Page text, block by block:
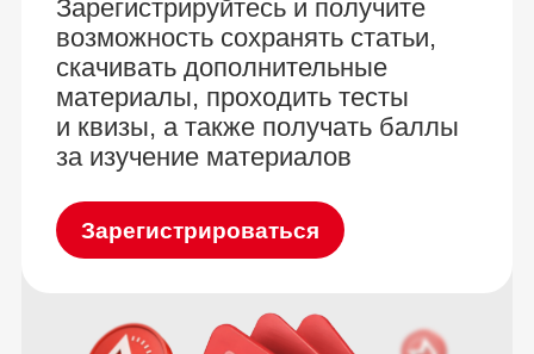
Зарегистрируйтесь и получите
возможность сохранять статьи,
скачивать дополнительные
материалы, проходить тесты
и квизы, а также получать баллы
за изучение материалов
Зарегистрироваться